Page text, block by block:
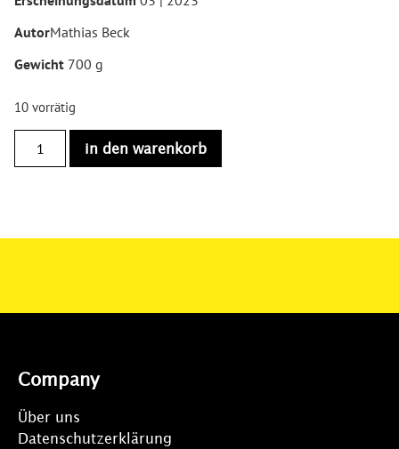
AutorMathias Beck
Gewicht 700 g
10 vorrätig
in den warenkorb
Company
Über uns
Datenschutzerklärung